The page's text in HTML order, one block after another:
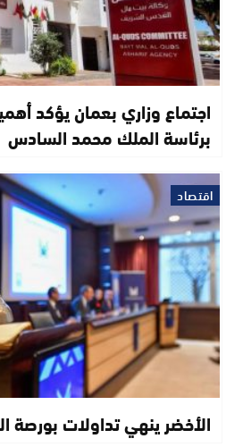
اجتماع وزاري بعمان يؤكد
برئاسة الملك محمد السادس
اقتصاد
الأخضر ينهي تداولات بورصة